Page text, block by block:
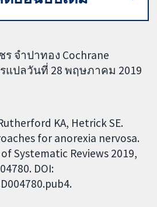
จำปาทอง Cochrane
แปลวันที่ 28 พฤษภาคม 2019
KA, Hetrick SE.
for anorexia nervosa.
Systematic Reviews 2019,
DOI: